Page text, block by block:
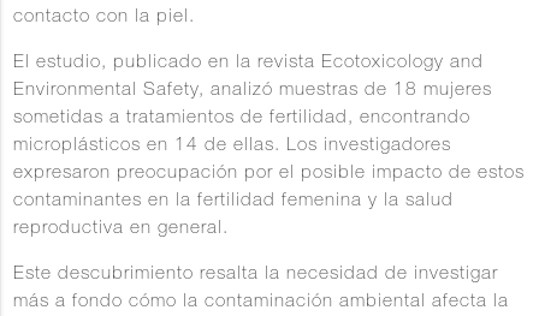
contacto con la piel. ​
El estudio, publicado en la revista Ecotoxicology and
Environmental Safety, analizó muestras de 18 mujeres
sometidas a tratamientos de fertilidad, encontrando
microplásticos en 14 de ellas. Los investigadores
expresaron preocupación por el posible impacto de estos
contaminantes en la fertilidad femenina y la salud
reproductiva en general. ​
Este descubrimiento resalta la necesidad de investigar
más a fondo cómo la contaminación ambiental afecta la